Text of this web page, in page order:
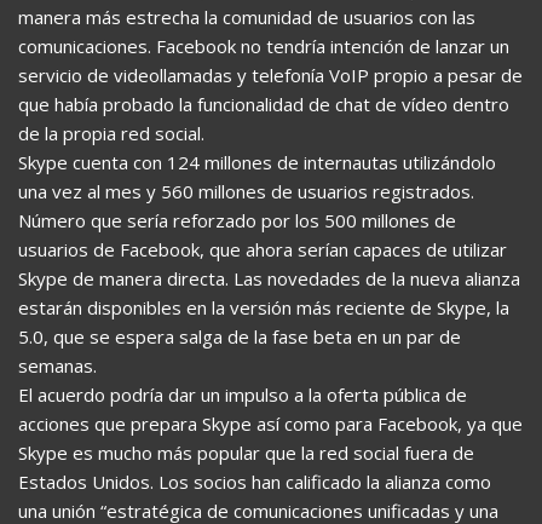
manera más estrecha la comunidad de usuarios con las
comunicaciones. Facebook no tendría intención de lanzar un
servicio de videollamadas y telefonía VoIP propio a pesar de
que había probado la funcionalidad de chat de vídeo dentro
de la propia red social.
Skype cuenta con 124 millones de internautas utilizándolo
una vez al mes y 560 millones de usuarios registrados.
Número que sería reforzado por los 500 millones de
usuarios de Facebook, que ahora serían capaces de utilizar
Skype de manera directa. Las novedades de la nueva alianza
estarán disponibles en la versión más reciente de Skype, la
5.0, que se espera salga de la fase beta en un par de
semanas.
El acuerdo podría dar un impulso a la oferta pública de
acciones que prepara Skype así como para Facebook, ya que
Skype es mucho más popular que la red social fuera de
Estados Unidos. Los socios han calificado la alianza como
una unión “estratégica de comunicaciones unificadas y una